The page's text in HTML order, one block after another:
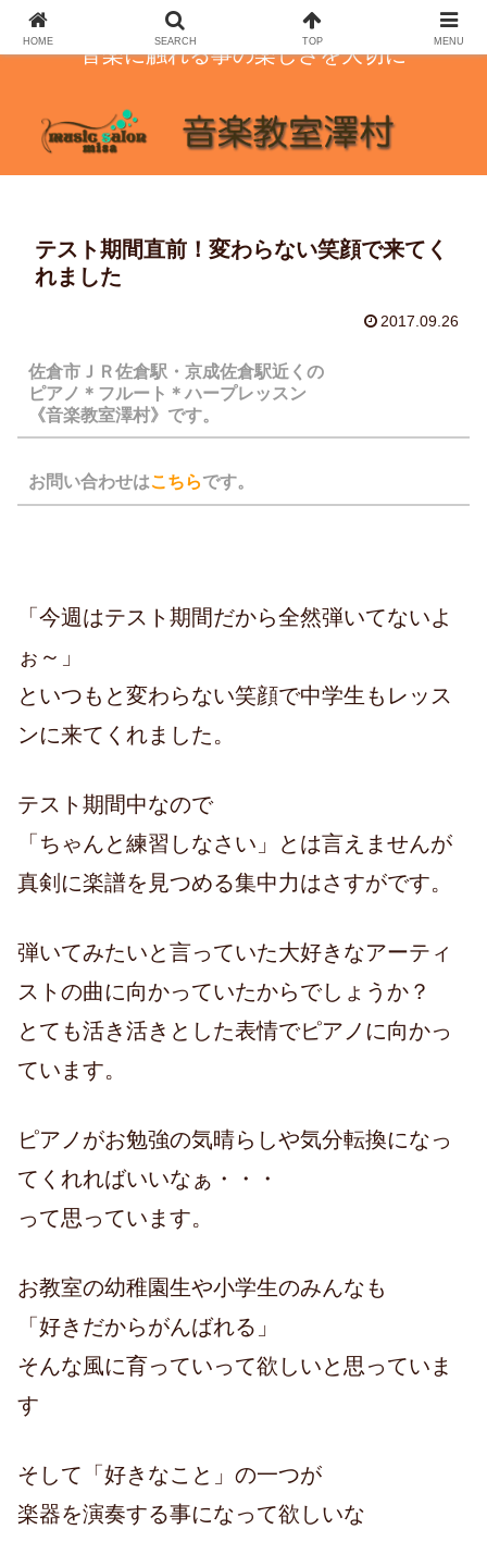
音楽に触れる事の楽しさを大切に
テスト期間直前！変わらない笑顔で来てく
れました
2017.09.26
佐倉市ＪＲ佐倉駅・京成佐倉駅近くの
ピアノ＊フルート＊ハープレッスン
《音楽教室澤村》です。
お問い合わせはこちらです。
「今週はテスト期間だから全然弾いてないよ
ぉ～」
といつもと変わらない笑顔で中学生もレッス
ンに来てくれました。
テスト期間中なので
「ちゃんと練習しなさい」とは言えませんが
真剣に楽譜を見つめる集中力はさすがです。
弾いてみたいと言っていた大好きなアーティ
ストの曲に向かっていたからでしょうか？
とても活き活きとした表情でピアノに向かっ
ています。
ピアノがお勉強の気晴らしや気分転換になっ
てくれればいいなぁ・・・
って思っています。
お教室の幼稚園生や小学生のみんなも
「好きだからがんばれる」
そんな風に育っていって欲しいと思っていま
す
そして「好きなこと」の一つが
楽器を演奏する事になって欲しいな
HOME SEARCH TOP MENU